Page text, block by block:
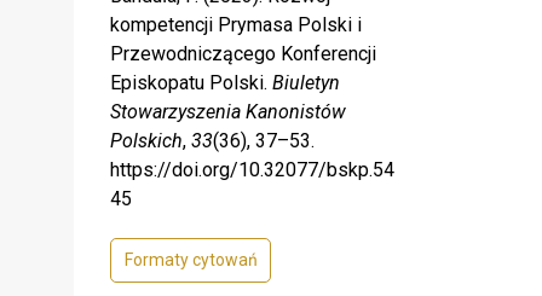
kompetencji Prymasa Polski i
Przewodniczącego Konferencji
Episkopatu Polski. Biuletyn
Stowarzyszenia Kanonistów
Polskich, 33(36), 37–53.
https://doi.org/10.32077/bskp.54
45
Formaty cytowań